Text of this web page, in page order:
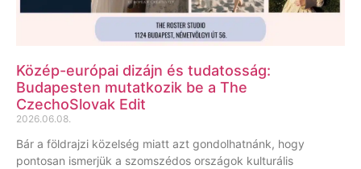
Közép-európai dizájn és tudatosság:
Budapesten mutatkozik be a The
CzechoSlovak Edit
2026.06.08.
Bár a földrajzi közelség miatt azt gondolhatnánk, hogy
pontosan ismerjük a szomszédos országok kulturális